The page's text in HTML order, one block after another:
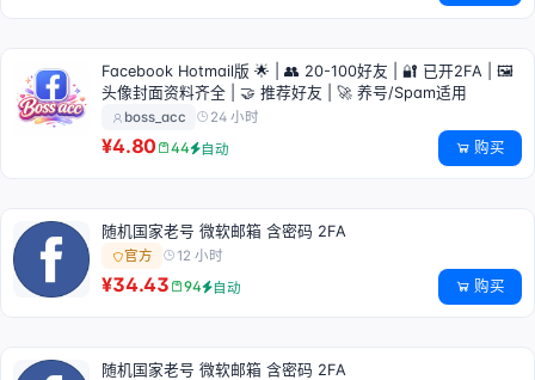
Facebook Hotmail版 🌟 | 👥 20-100好友 | 🔐 已开2FA | 🖼️
头像封面资料齐全 | 🤝 推荐好友 | 🚀 养号/Spam适用
boss_acc 24 小时
¥4.80 44 自动 购买
随机国家老号 微软邮箱 含密码 2FA
官方 12 小时
¥34.43 94 自动 购买
随机国家老号 微软邮箱 含密码 2FA